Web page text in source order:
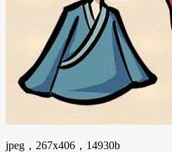
jpeg，267x406，14930b